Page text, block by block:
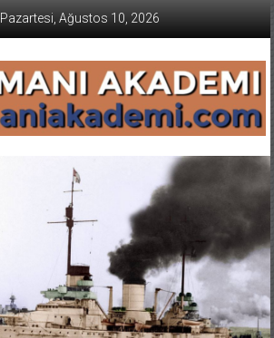
Pazartesi, Ağustos 10, 2026